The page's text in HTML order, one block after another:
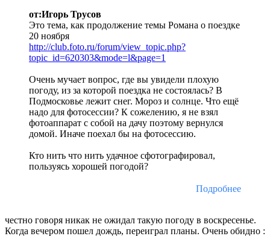
от:Игорь Трусов
Это тема, как продолжение темы Романа о поездке
20 ноября
http://club.foto.ru/forum/view_topic.php?
topic_id=620303&mode=l&page=1
Очень мучает вопрос, где вы увидели плохую
погоду, из за которой поездка не состоялась? В
Подмосковье лежит снег. Мороз и солнце. Что ещё
надо для фотосессии? К сожелению, я не взял
фотоаппарат с собой на дачу поэтому вернулся
домой. Иначе поехал бы на фотосессию.
Кто нить что нить удачное сфотографировал,
пользуясь хорошей погодой?
Подробнее
честно говоря никак не ожидал такую погоду в воскресенье.
Когда вечером пошел дождь, переиграл планы. Очень обидно :